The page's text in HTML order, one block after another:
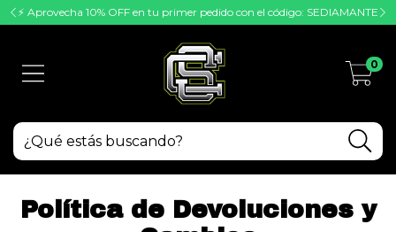
⚡ Aprovecha 10% OFF en tu primer pedido con el código: SEDIAMANTE
0
Política de Devoluciones y